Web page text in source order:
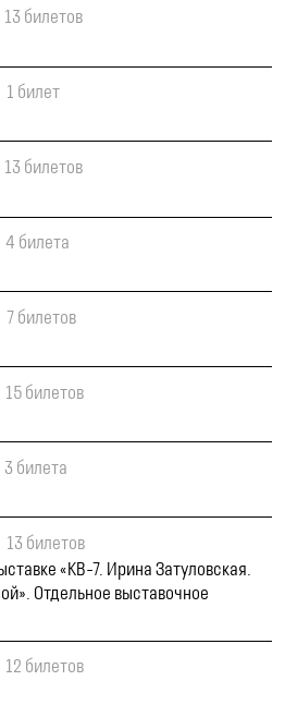
13 билетов
1 билет
13 билетов
4 билета
7 билетов
15 билетов
3 билета
13 билетов
«КВ-7. Ирина Затуловская.
Отдельное выставочное
12 билетов